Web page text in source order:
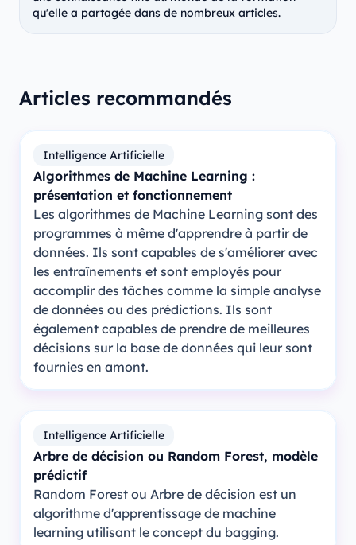
qu'elle a partagée dans de nombreux articles.
Articles recommandés
Intelligence Artificielle
Algorithmes de Machine Learning :
présentation et fonctionnement
Les algorithmes de Machine Learning sont des
programmes à même d'apprendre à partir de
données. Ils sont capables de s'améliorer avec
les entraînements et sont employés pour
accomplir des tâches comme la simple analyse
de données ou des prédictions. Ils sont
également capables de prendre de meilleures
décisions sur la base de données qui leur sont
fournies en amont.
Intelligence Artificielle
Arbre de décision ou Random Forest, modèle
prédictif
Random Forest ou Arbre de décision est un
algorithme d'apprentissage de machine
learning utilisant le concept du bagging.